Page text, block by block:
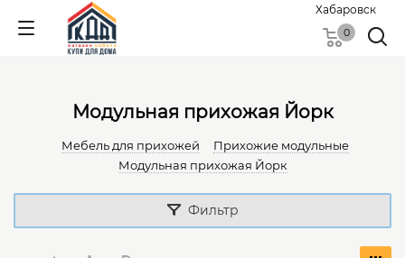
Хабаровск
0
Модульная прихожая Йорк
Мебель для прихожей
Прихожие модульные
Модульная прихожая Йорк
Фильтр